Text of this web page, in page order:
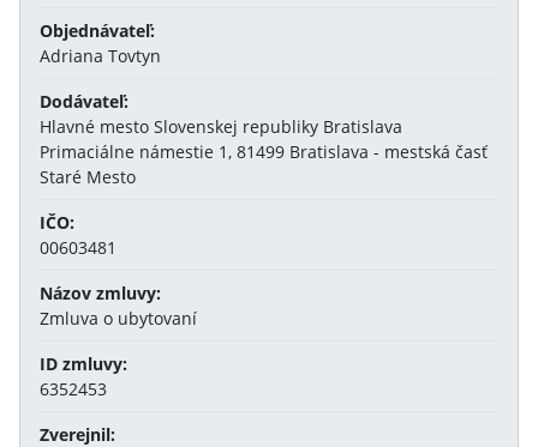
Objednávateľ:
Adriana Tovtyn
Dodávateľ:
Hlavné mesto Slovenskej republiky Bratislava
Primaciálne námestie 1, 81499 Bratislava - mestská časť
Staré Mesto
IČO:
00603481
Názov zmluvy:
Zmluva o ubytovaní
ID zmluvy:
6352453
Zverejnil: